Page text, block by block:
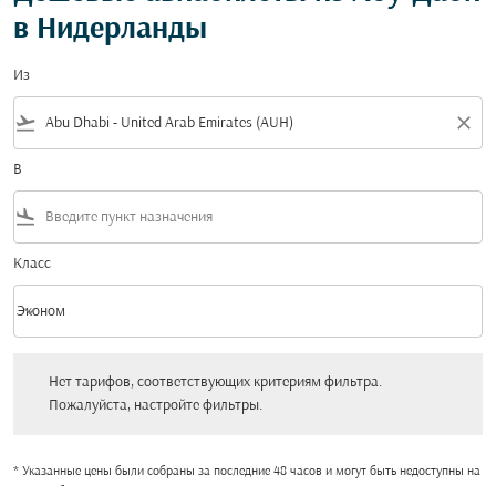
в Нидерланды
Из
flight_takeoff close
В
flight_land
Класс
Класс option Эконом Selected
Эконом
keyboard_arrow_down
Нет тарифов, соответствующих критериям фильтра.
Пожалуйста, настройте фильтры.
* Указанные цены были собраны за последние 48 часов и могут быть недоступны на